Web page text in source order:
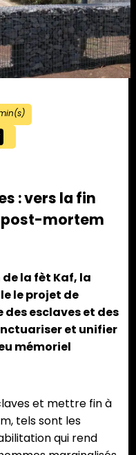
: vers la fin
post-mortem
la fèt Kaf, la
le projet de
esclaves et des
et unifier
mémoriel
et mettre fin à
tels sont les
qui rend